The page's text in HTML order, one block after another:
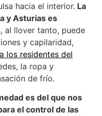
hacia el interior. La
y Asturias es
al llover tanto, puede
y capilaridad,
los residentes del
la ropa y
de frío.
es del que nos
el control de las